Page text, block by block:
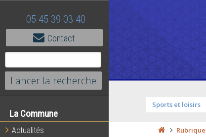
05 45 39 03 40
Contact
La Commune
Actualités
Sports et loisirs